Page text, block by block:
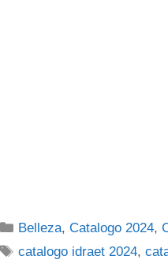
Categorías
Belleza,Catalogo 2024,
Etiquetas
catalogo idraet 2024,